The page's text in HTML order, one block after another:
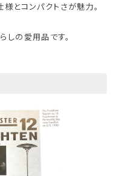
とコンパクトさが魅力。
しの愛用品です。